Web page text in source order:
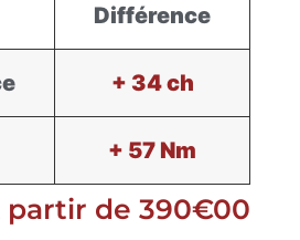
Différence
+ 34 ch
+ 57 Nm
partir de 390€00